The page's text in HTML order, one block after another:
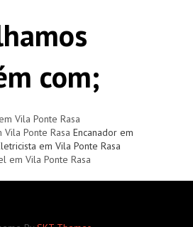
com;
Vila Ponte Rasa
Ponte Rasa Encanador em
em Vila Ponte Rasa
em Vila Ponte Rasa